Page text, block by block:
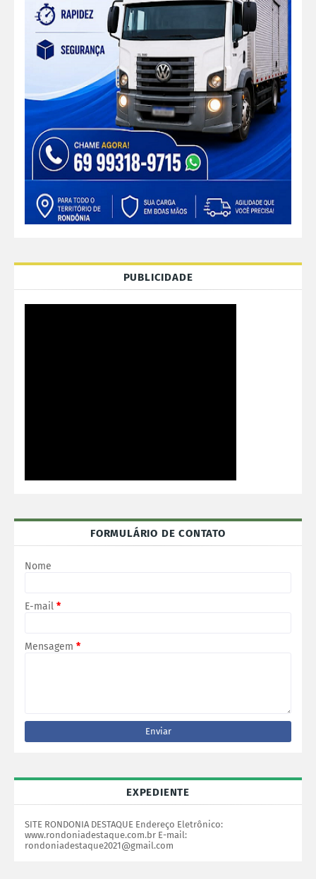
PUBLICIDADE
FORMULÁRIO DE CONTATO
Nome
E-mail *
Mensagem *
EXPEDIENTE
SITE RONDONIA DESTAQUE Endereço Eletrônico:
www.rondoniadestaque.com.br E-mail:
rondoniadestaque2021@gmail.com